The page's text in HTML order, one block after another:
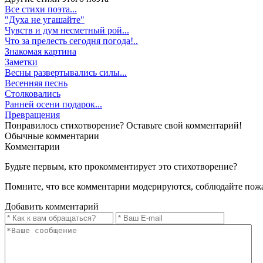
Все стихи поэта...
"Духа не угашайте"
Чувств и дум несметный рой...
Что за прелесть сегодня погода!..
Знакомая картина
Заметки
Весны развертывались силы...
Весенняя песнь
Столковались
Ранней осени подарок...
Превращения
Понравилось стихотворение? Оставьте свой комментарий!
Обычные комментарии
Комментарии
Будьте первым, кто прокомментирует это стихотворение?
Помните, что все комментарии модерируются, соблюдайте
Добавить комментарий